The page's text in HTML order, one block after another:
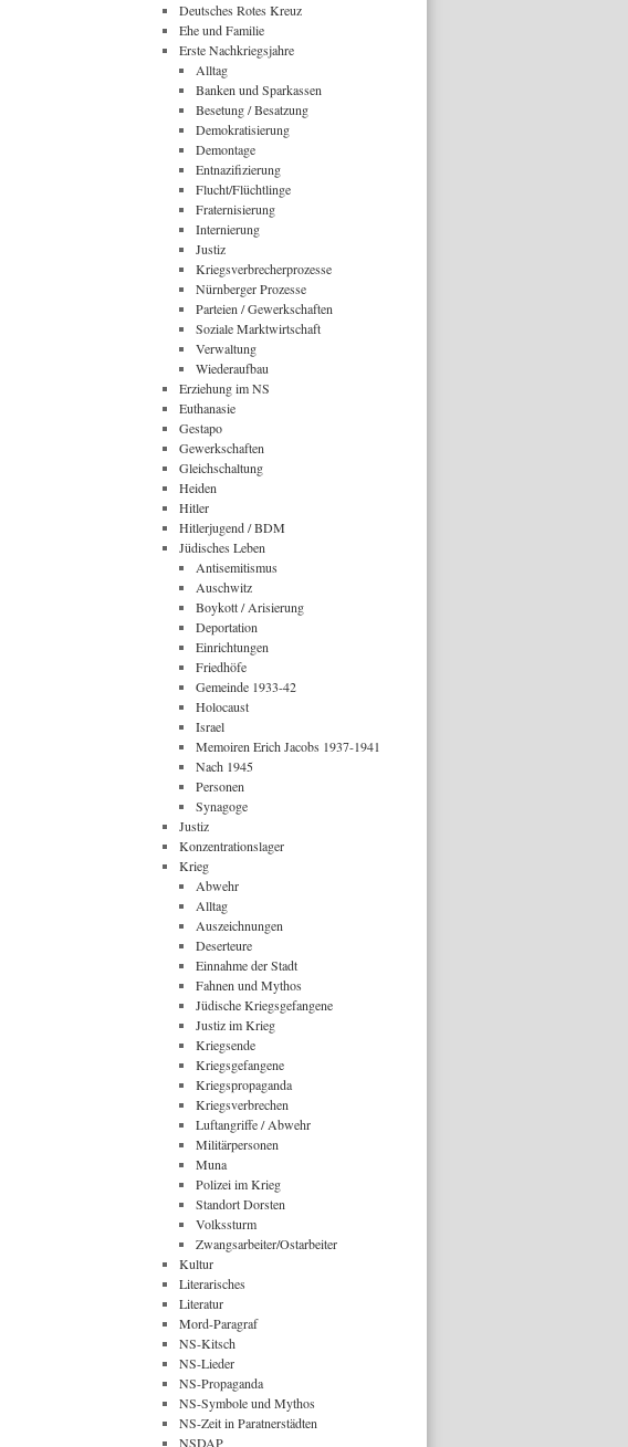
Deutsches Rotes Kreuz
Ehe und Familie
Erste Nachkriegsjahre
Alltag
Banken und Sparkassen
Besetung / Besatzung
Demokratisierung
Demontage
Entnazifizierung
Flucht/Flüchtlinge
Fraternisierung
Internierung
Justiz
Kriegsverbrecherprozesse
Nürnberger Prozesse
Parteien / Gewerkschaften
Soziale Marktwirtschaft
Verwaltung
Wiederaufbau
Erziehung im NS
Euthanasie
Gestapo
Gewerkschaften
Gleichschaltung
Heiden
Hitler
Hitlerjugend / BDM
Jüdisches Leben
Antisemitismus
Auschwitz
Boykott / Arisierung
Deportation
Einrichtungen
Friedhöfe
Gemeinde 1933-42
Holocaust
Israel
Memoiren Erich Jacobs 1937-1941
Nach 1945
Personen
Synagoge
Justiz
Konzentrationslager
Krieg
Abwehr
Alltag
Auszeichnungen
Deserteure
Einnahme der Stadt
Fahnen und Mythos
Jüdische Kriegsgefangene
Justiz im Krieg
Kriegsende
Kriegsgefangene
Kriegspropaganda
Kriegsverbrechen
Luftangriffe / Abwehr
Militärpersonen
Muna
Polizei im Krieg
Standort Dorsten
Volkssturm
Zwangsarbeiter/Ostarbeiter
Kultur
Literarisches
Literatur
Mord-Paragraf
NS-Kitsch
NS-Lieder
NS-Propaganda
NS-Symbole und Mythos
NS-Zeit in Paratnerstädten
NSDAP